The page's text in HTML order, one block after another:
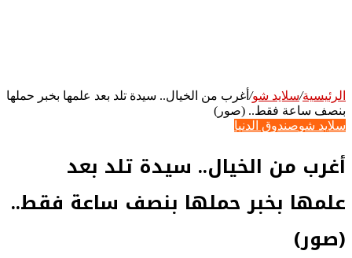
الرئيسية/سلايد شو/ أغرب من الخيال.. سيدة تلد بعد علمها بخبر حملها
بنصف ساعة فقط.. (صور)
سلايد شوصندوق الدنيا
أغرب من الخيال.. سيدة تلد بعد
علمها بخبر حملها بنصف ساعة فقط..
(صور)